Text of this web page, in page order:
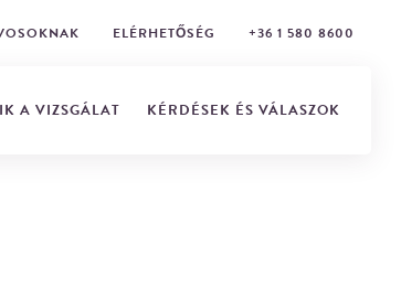
ELÉRHETŐSÉG +36 1 580 8600
A VIZSGÁLAT KÉRDÉSEK ÉS VÁLASZOK